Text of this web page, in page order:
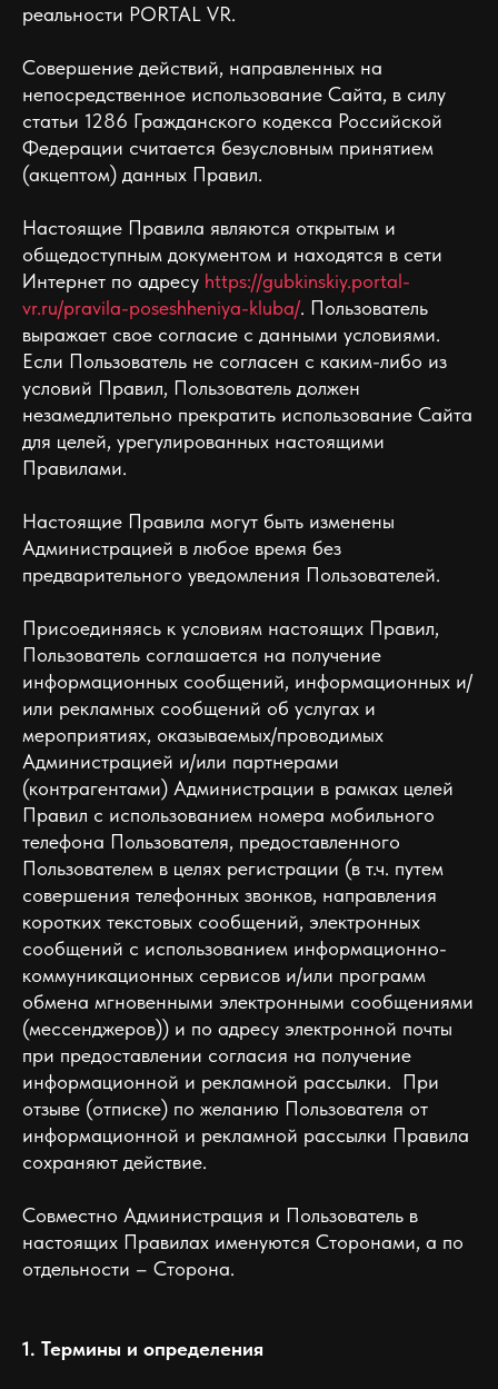
реальности PORTAL VR.
Совершение действий, направленных на
непосредственное использование Сайта, в силу
статьи 1286 Гражданского кодекса Российской
Федерации считается безусловным принятием
(акцептом) данных Правил.
Настоящие Правила являются открытым и
общедоступным документом и находятся в сети
Интернет по адресу https://gubkinskiy.portal-
vr.ru/pravila-poseshheniya-kluba/. Пользователь
выражает свое согласие с данными условиями.
Если Пользователь не согласен с каким-либо из
условий Правил, Пользователь должен
незамедлительно прекратить использование Сайта
для целей, урегулированных настоящими
Правилами.
Настоящие Правила могут быть изменены
Администрацией в любое время без
предварительного уведомления Пользователей.
Присоединяясь к условиям настоящих Правил,
Пользователь соглашается на получение
информационных сообщений, информационных и/
или рекламных сообщений об услугах и
мероприятиях, оказываемых/проводимых
Администрацией и/или партнерами
(контрагентами) Администрации в рамках целей
Правил c использованием номера мобильного
телефона Пользователя, предоставленного
Пользователем в целях регистрации (в т.ч. путем
совершения телефонных звонков, направления
коротких текстовых сообщений, электронных
сообщений с использованием информационно-
коммуникационных сервисов и/или программ
обмена мгновенными электронными сообщениями
(мессенджеров)) и по адресу электронной почты
при предоставлении согласия на получение
информационной и рекламной рассылки. При
отзыве (отписке) по желанию Пользователя от
информационной и рекламной рассылки Правила
сохраняют действие.
Совместно Администрация и Пользователь в
настоящих Правилах именуются Сторонами, а по
отдельности – Сторона.
1. Термины и определения